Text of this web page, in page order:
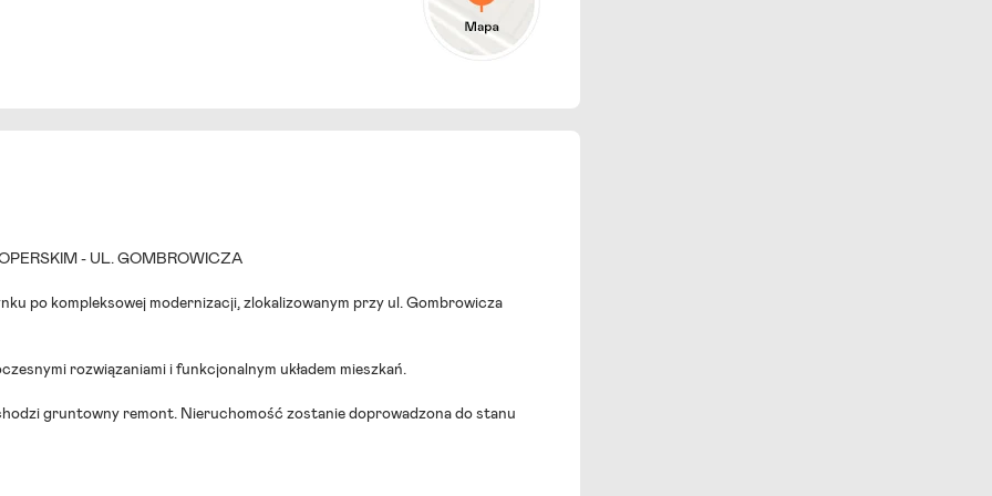
- UL. GOMBROWICZA
po kompleksowej modernizacji, zlokalizowanym przy ul. Gombrowicza
rozwiązaniami i funkcjonalnym układem mieszkań.
gruntowny remont. Nieruchomość zostanie doprowadzona do stanu